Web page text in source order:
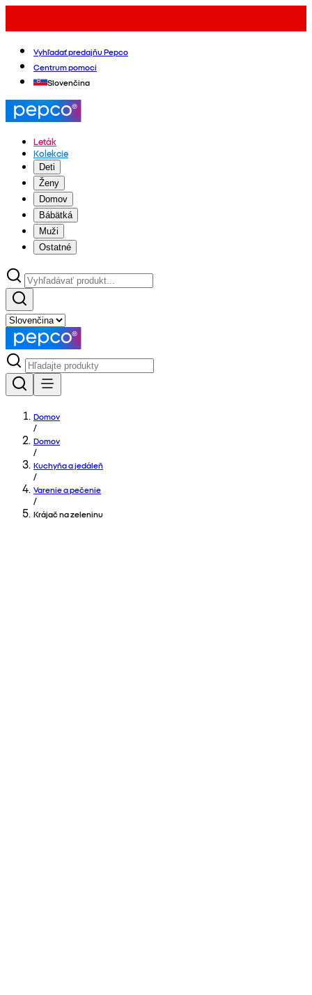
Vyhľadať predajňu Pepco
Centrum pomoci
Slovenčina
Leták
Kolekcie
Deti
Ženy
Domov
Bábätká
Muži
Ostatné
Domov
/
Domov
/
Kuchyňa a jedáleň
/
Varenie a pečenie
/
Krájač na zeleninu